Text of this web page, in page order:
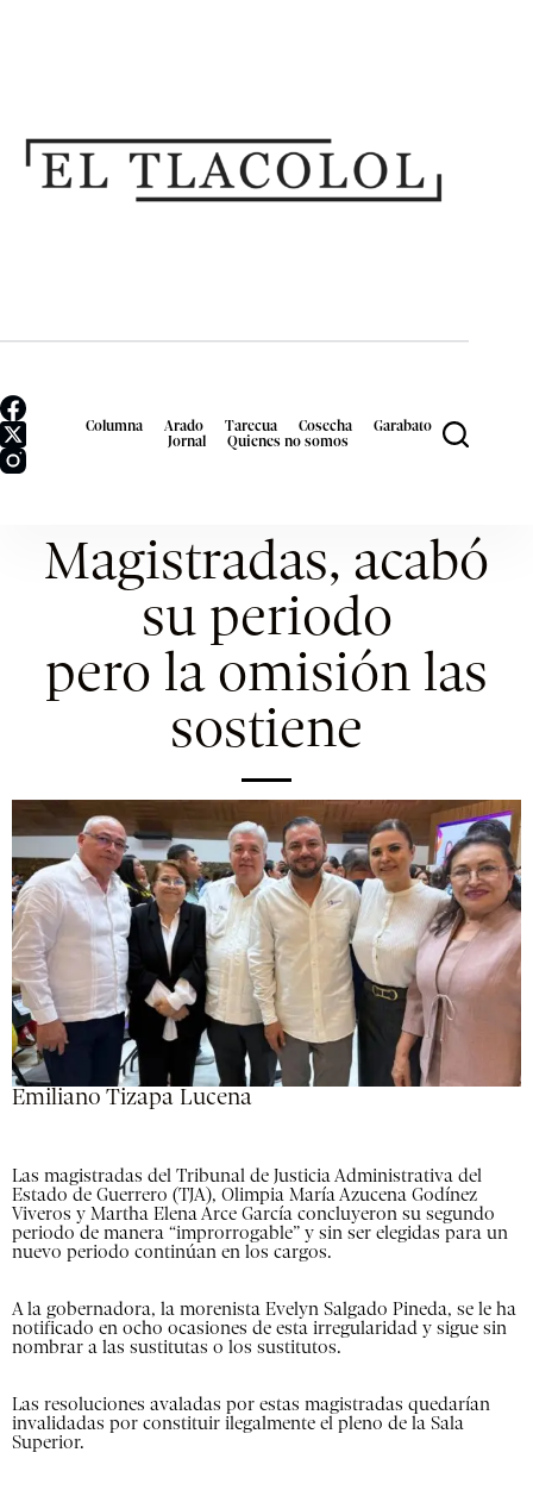
Columna Arado Tarecua Cosecha
Garabato
Jornal
Quienes no somos
Magistradas, acabó
su periodo
pero la omisión las
sostiene
Emiliano Tizapa Lucena
Las magistradas del Tribunal de Justicia Administrativa del
Estado de Guerrero (TJA), Olimpia María Azucena Godínez
Viveros y Martha Elena Arce García concluyeron su segundo
periodo de manera “improrrogable” y sin ser elegidas para un
nuevo periodo continúan en los cargos.
A la gobernadora, la morenista Evelyn Salgado Pineda, se le ha
notificado en ocho ocasiones de esta irregularidad y sigue sin
nombrar a las sustitutas o los sustitutos.
Las resoluciones avaladas por estas magistradas quedarían
invalidadas por constituir ilegalmente el pleno de la Sala
Superior.